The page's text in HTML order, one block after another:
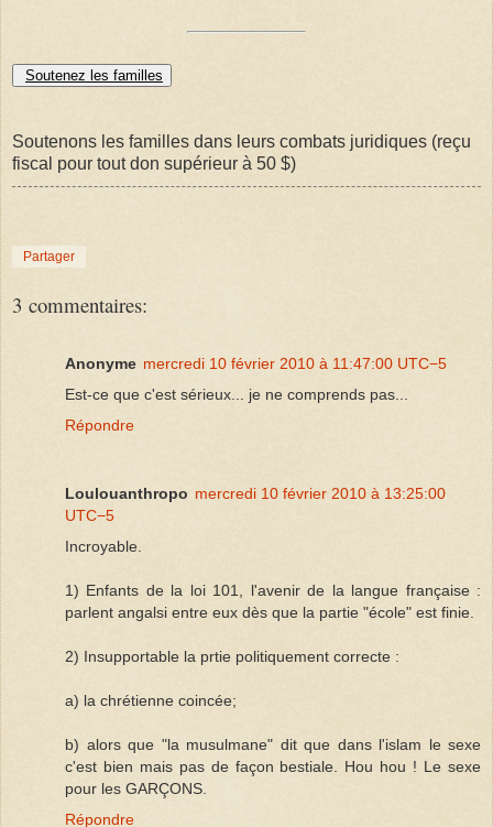
Soutenez les familles
Soutenons les familles dans leurs combats juridiques (reçu
fiscal pour tout don supérieur à 50 $)
Partager
3 commentaires:
Anonyme mercredi 10 février 2010 à 11:47:00 UTC−5
Est-ce que c'est sérieux... je ne comprends pas...
Répondre
Loulouanthropo mercredi 10 février 2010 à 13:25:00
UTC−5
Incroyable.
1) Enfants de la loi 101, l'avenir de la langue française :
parlent angalsi entre eux dès que la partie "école" est finie.
2) Insupportable la prtie politiquement correcte :
a) la chrétienne coincée;
b) alors que "la musulmane" dit que dans l'islam le sexe
c'est bien mais pas de façon bestiale. Hou hou ! Le sexe
pour les GARÇONS.
Répondre